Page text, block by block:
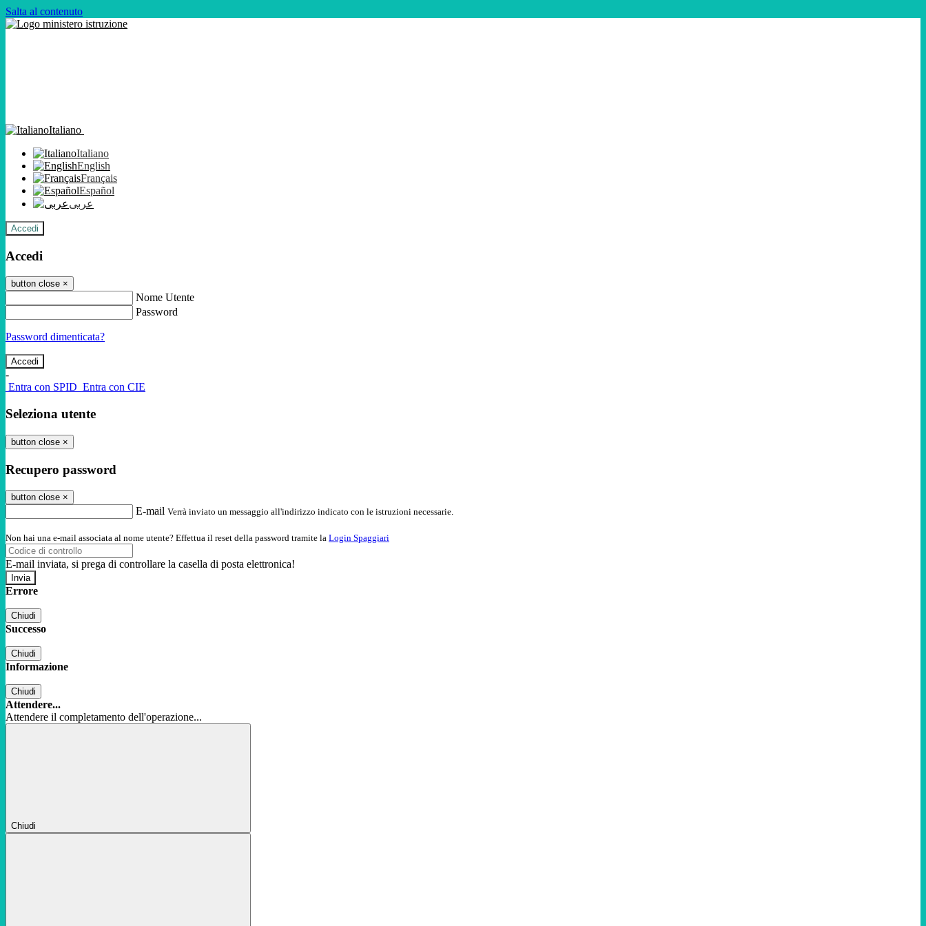
Salta al contenuto
Italiano
Italiano
English
Français
Español
عربى
Accedi
Accedi
button close ×
Nome Utente
Password
Password dimenticata?
-
Entra con SPID Entra con CIE
Seleziona utente
button close ×
Recupero password
button close ×
E-mail Verrà inviato un messaggio all'indirizzo indicato con le istruzioni necessarie.
Non hai una e-mail associata al nome utente? Effettua il reset della password tramite la Login Spaggiari
E-mail inviata, si prega di controllare la casella di posta elettronica!
Errore
Chiudi
Successo
Chiudi
Informazione
Chiudi
Attendere...
Attendere il completamento dell'operazione...
Chiudi